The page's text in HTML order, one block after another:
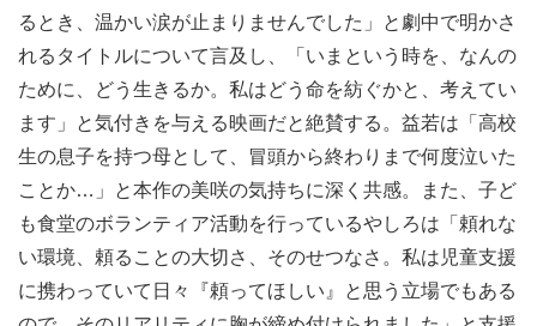
るとき、温かい涙が止まりませんでした」と劇中で明かさ
れるタイトルについて言及し、「いまという時を、なんの
ために、どう生きるか。私はどう命を紡ぐかと、考えてい
ます」と気付きを与える映画だと絶賛する。益若は「高校
生の息子を持つ母として、冒頭から終わりまで何度泣いた
ことか…」と本作の美咲の気持ちに深く共感。また、子ど
も食堂のボランティア活動を行っているやしろは「頼れな
い環境、頼ることの大切さ、そのせつなさ。私は児童支援
に携わっていて日々『頼ってほしい』と思う立場でもある